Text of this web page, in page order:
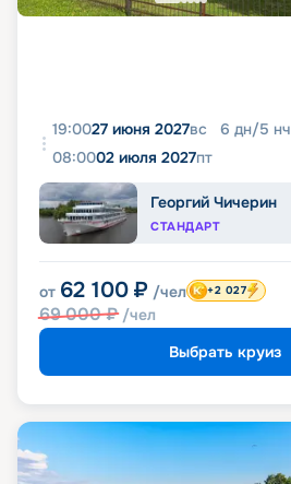
19:0027 июня 2027вс 6 дн/5 нч
08:0002 июля 2027пт
Георгий Чичерин
СТАНДАРТ
от 62 100 ₽ /чел
69 000₽ /чел
+2 027
Выбрать круиз